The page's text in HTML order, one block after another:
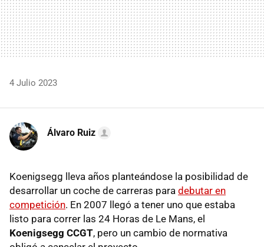
4 Julio 2023
Álvaro Ruiz
Koenigsegg lleva años planteándose la posibilidad de
desarrollar un coche de carreras para debutar en
competición. En 2007 llegó a tener uno que estaba
listo para correr las 24 Horas de Le Mans, el
Koenigsegg CCGT, pero un cambio de normativa